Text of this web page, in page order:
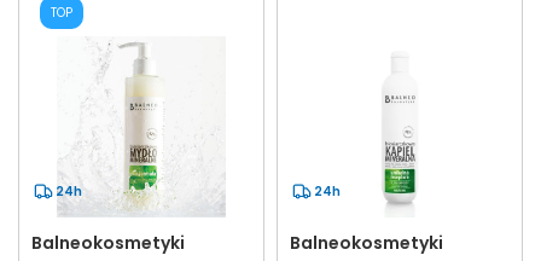
TOP
24h
Balneokosmetyki
24h
Balneokosmetyki